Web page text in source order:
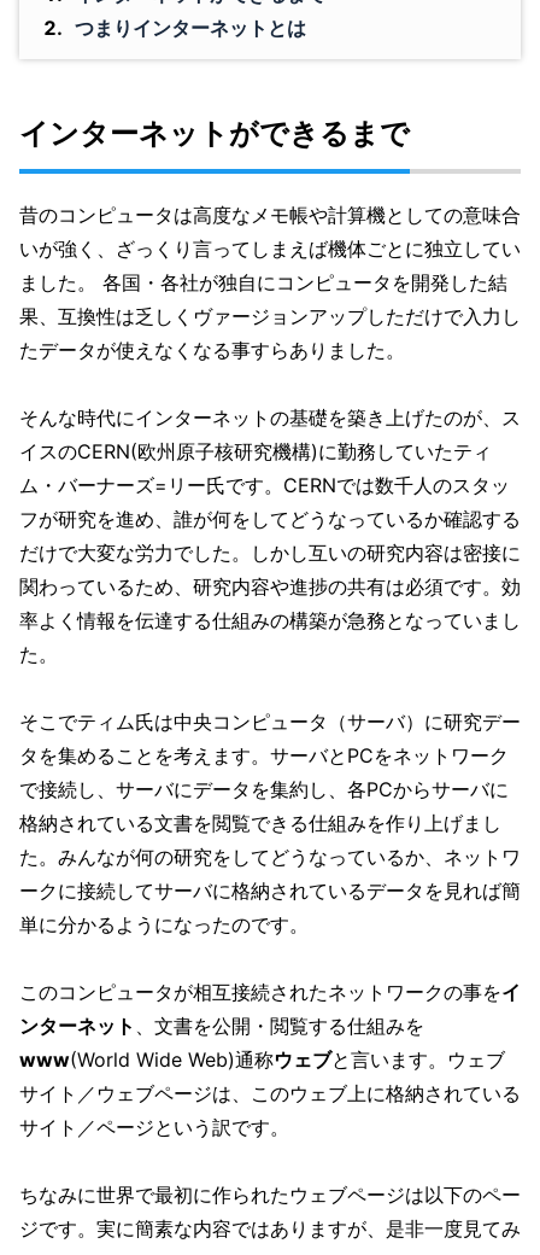
つまりインターネットとは
インターネットができるまで
昔のコンピュータは高度なメモ帳や計算機としての意味合
いが強く、ざっくり言ってしまえば機体ごとに独立してい
ました。 各国・各社が独自にコンピュータを開発した結
果、互換性は乏しくヴァージョンアップしただけで入力し
たデータが使えなくなる事すらありました。
そんな時代にインターネットの基礎を築き上げたのが、ス
イスのCERN(欧州原子核研究機構)に勤務していたティ
ム・バーナーズ=リー氏です。CERNでは数千人のスタッ
フが研究を進め、誰が何をしてどうなっているか確認する
だけで大変な労力でした。しかし互いの研究内容は密接に
関わっているため、研究内容や進捗の共有は必須です。効
率よく情報を伝達する仕組みの構築が急務となっていまし
た。
そこでティム氏は中央コンピュータ（サーバ）に研究デー
タを集めることを考えます。サーバとPCをネットワーク
で接続し、サーバにデータを集約し、各PCからサーバに
格納されている文書を閲覧できる仕組みを作り上げまし
た。みんなが何の研究をしてどうなっているか、ネットワ
ークに接続してサーバに格納されているデータを見れば簡
単に分かるようになったのです。
このコンピュータが相互接続されたネットワークの事をイ
ンターネット
、文書を公開・閲覧する仕組みを
www(World Wide Web)通称ウェブと言います。ウェブ
サイト／ウェブページは、このウェブ上に格納されている
サイト／ページという訳です。
ちなみに世界で最初に作られたウェブページは以下のペー
ジです。実に簡素な内容ではありますが、是非一度見てみ